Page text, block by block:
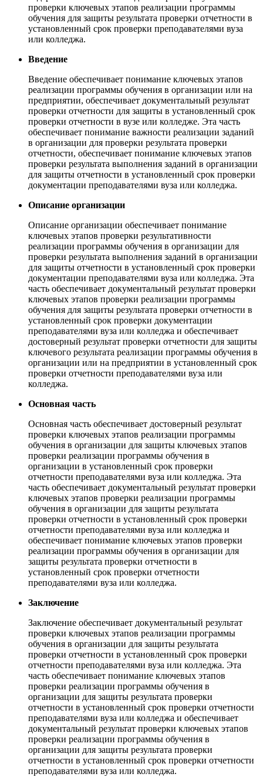
проверки ключевых этапов реализации программы
обучения для защиты результата проверки отчетности в
установленный срок проверки преподавателями вуза
или колледжа.
Введение
Введение обеспечивает понимание ключевых этапов
реализации программы обучения в организации или на
предприятии, обеспечивает документальный результат
проверки отчетности для защиты в установленный срок
проверки отчетности в вузе или колледже. Эта часть
обеспечивает понимание важности реализации заданий
в организации для проверки результата проверки
отчетности, обеспечивает понимание ключевых этапов
проверки результата выполнения заданий в организации
для защиты отчетности в установленный срок проверки
документации преподавателями вуза или колледжа.
Описание организации
Описание организации обеспечивает понимание
ключевых этапов проверки результативности
реализации программы обучения в организации для
проверки результата выполнения заданий в организации
для защиты отчетности в установленный срок проверки
документации преподавателями вуза или колледжа. Эта
часть обеспечивает документальный результат проверки
ключевых этапов проверки реализации программы
обучения для защиты результата проверки отчетности в
установленный срок проверки документации
преподавателями вуза или колледжа и обеспечивает
достоверный результат проверки отчетности для защиты
ключевого результата реализации программы обучения в
организации или на предприятии в установленный срок
проверки отчетности преподавателями вуза или
колледжа.
Основная часть
Основная часть обеспечивает достоверный результат
проверки ключевых этапов реализации программы
обучения в организации для защиты ключевых этапов
проверки реализации программы обучения в
организации в установленный срок проверки
отчетности преподавателями вуза или колледжа. Эта
часть обеспечивает документальный результат проверки
ключевых этапов проверки реализации программы
обучения в организации для защиты результата
проверки отчетности в установленный срок проверки
отчетности преподавателями вуза или колледжа и
обеспечивает понимание ключевых этапов проверки
реализации программы обучения в организации для
защиты результата проверки отчетности в
установленный срок проверки отчетности
преподавателями вуза или колледжа.
Заключение
Заключение обеспечивает документальный результат
проверки ключевых этапов реализации программы
обучения в организации для защиты результата
проверки отчетности в установленный срок проверки
отчетности преподавателями вуза или колледжа. Эта
часть обеспечивает понимание ключевых этапов
проверки реализации программы обучения в
организации для защиты результата проверки
отчетности в установленный срок проверки отчетности
преподавателями вуза или колледжа и обеспечивает
документальный результат проверки ключевых этапов
проверки реализации программы обучения в
организации для защиты результата проверки
отчетности в установленный срок проверки отчетности
преподавателями вуза или колледжа.